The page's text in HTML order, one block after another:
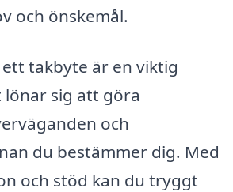
och önskemål.
takbyte är en viktig
lönar sig att göra
och
du bestämmer dig. Med
och stöd kan du tryggt